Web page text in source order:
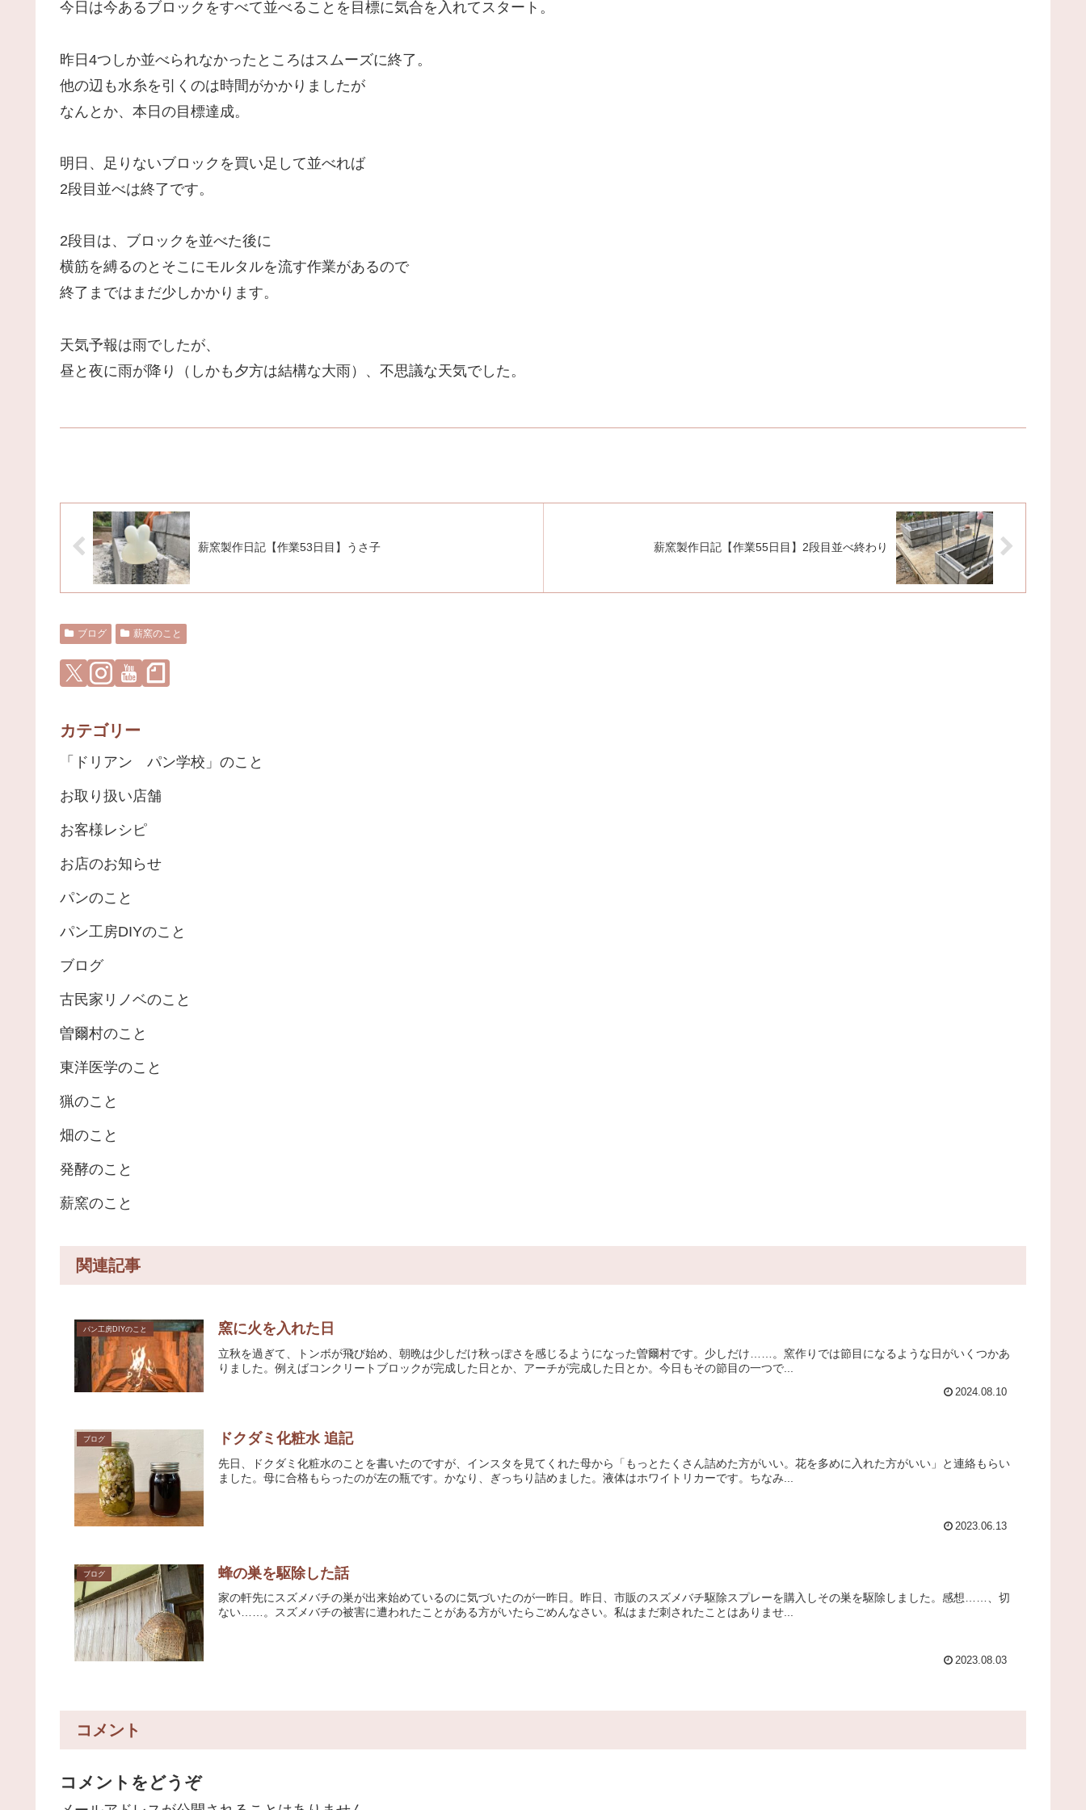
今日は今あるブロックをすべて並べることを目標に気合を入れてスタート。
昨日4つしか並べられなかったところはスムーズに終了。
他の辺も水糸を引くのは時間がかかりましたが
なんとか、本日の目標達成。
明日、足りないブロックを買い足して並べれば
2段目並べは終了です。
2段目は、ブロックを並べた後に
横筋を縛るのとそこにモルタルを流す作業があるので
終了まではまだ少しかかります。
天気予報は雨でしたが、
昼と夜に雨が降り（しかも夕方は結構な大雨）、不思議な天気でした。
薪窯製作日記【作業53日目】うさ子 薪窯製作日記【作業55日目】2段目並べ終わり
ブログ 薪窯のこと
カテゴリー
「ドリアン パン学校」のこと
お取り扱い店舗
お客様レシピ
お店のお知らせ
パンのこと
パン工房DIYのこと
ブログ
古民家リノベのこと
曽爾村のこと
東洋医学のこと
猟のこと
畑のこと
発酵のこと
薪窯のこと
関連記事
パン工房DIYのこと 窯に火を入れた日
立秋を過ぎて、トンボが飛び始め、朝晩は少しだけ秋っぽさを感じるようになった曽爾村です。少しだけ……。窯作りでは節目になるような日がいくつかあ
りました。例えばコンクリートブロックが完成した日とか、アーチが完成した日とか。今日もその節目の一つで...
2024.08.10
ブログ ドクダミ化粧水 追記
先日、ドクダミ化粧水のことを書いたのですが、インスタを見てくれた母から「もっとたくさん詰めた方がいい。花を多めに入れた方がいい」と連絡もらい
ました。母に合格もらったのが左の瓶です。かなり、ぎっちり詰めました。液体はホワイトリカーです。ちなみ...
2023.06.13
ブログ 蜂の巣を駆除した話
家の軒先にスズメバチの巣が出来始めているのに気づいたのが一昨日。昨日、市販のスズメバチ駆除スプレーを購入しその巣を駆除しました。感想……、切
ない……。スズメバチの被害に遭われたことがある方がいたらごめんなさい。私はまだ刺されたことはありませ...
2023.08.03
コメント
コメントをどうぞ